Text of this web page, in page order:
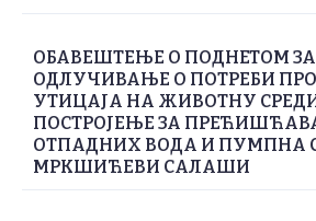
ОБАВЕШТЕЊЕ О ПОДНЕТОМ
ОДЛУЧИВАЊЕ О ПОТРЕБИ
УТИЦАЈА НА ЖИВОТНУ
ПОСТРОЈЕЊЕ ЗА
ОТПАДНИХ ВОДА И ПУМПНА
МРКШИЋЕВИ САЛАШИ